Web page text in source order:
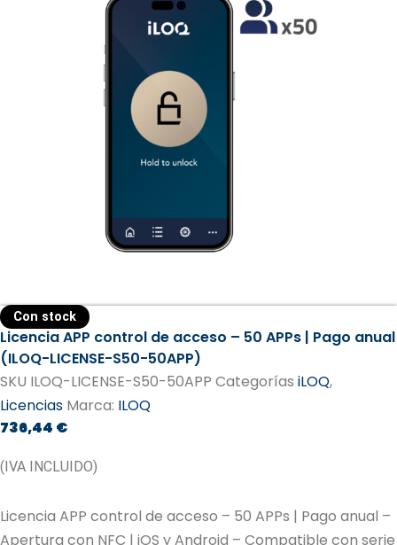
Con stock
Licencia APP control de acceso – 50 APPs | Pago anual
(ILOQ-LICENSE-S50-50APP)
SKU ILOQ-LICENSE-S50-50APP Categorías iLOQ,
Licencias Marca: ILOQ
736,44 €
(IVA INCLUIDO)
Licencia APP control de acceso – 50 APPs | Pago anual –
Apertura con NFC | iOS y Android – Compatible con serie